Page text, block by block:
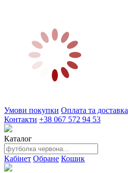
Умови покупки Оплата та доставка
Контакти +38 067 572 94 53
Каталог
Кабінет Обране Кошик